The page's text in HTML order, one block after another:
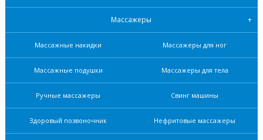
Массажеры
Массажные накидки Массажеры для ног
Массажные подушки Массажеры для тела
Ручные массажеры Свинг машины
Здоровый позвоночник Нефритовые масcажеры